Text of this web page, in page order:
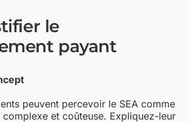
le
payant
peuvent percevoir le SEA comme
complexe et coûteuse. Expliquez-leur